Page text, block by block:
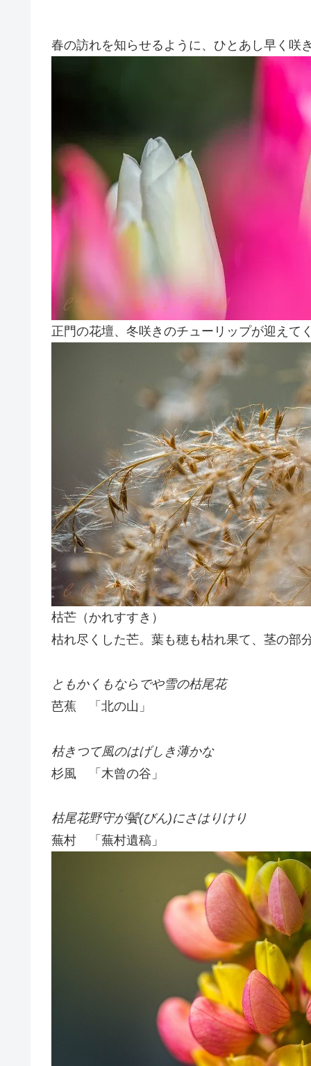
春の訪れを知らせるように、ひとあし早く咲
正門の花壇、冬咲きのチューリップが迎えて
枯芒（かれすすき）
枯れ尽くした芒。葉も穂も枯れ果て、茎の部
ともかくもならでや雪の枯尾花
芭蕉 「北の山」
枯きつて風のはげしき薄かな
杉風 「木曾の谷」
枯尾花野守が鬢(びん)にさはりけり
蕪村 「蕪村遺稿」